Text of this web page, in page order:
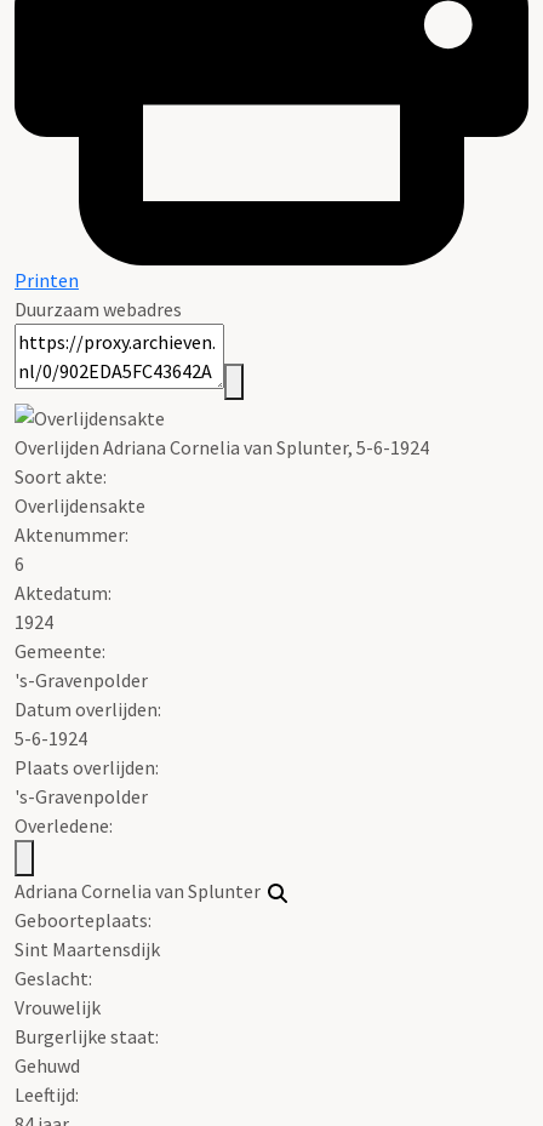
Printen
Duurzaam webadres
Overlijden Adriana Cornelia van Splunter, 5-6-1924
Soort akte:
Overlijdensakte
Aktenummer:
6
Aktedatum:
1924
Gemeente:
's-Gravenpolder
Datum overlijden:
5-6-1924
Plaats overlijden:
's-Gravenpolder
Overledene:
Adriana Cornelia van Splunter
Geboorteplaats:
Sint Maartensdijk
Geslacht:
Vrouwelijk
Burgerlijke staat:
Gehuwd
Leeftijd: